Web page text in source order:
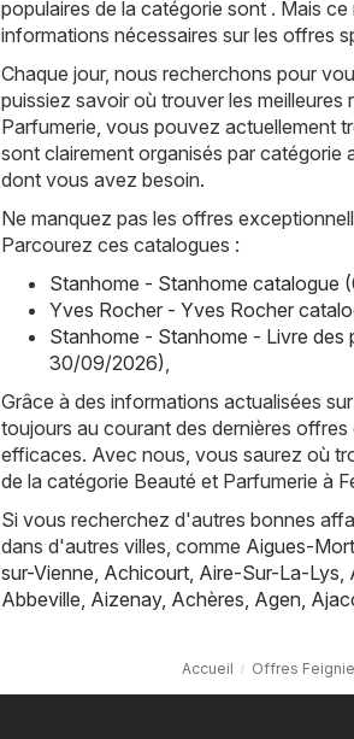
populaires de la catégorie sont . Mais
informations nécessaires sur les offres
Chaque jour, nous recherchons pour
puissiez savoir où trouver les
Parfumerie, vous pouvez actuellement
sont clairement organisés par
dont vous avez besoin.
Ne manquez pas les offres
Parcourez ces catalogues :
Stanhome - Stanhome
Yves Rocher - Yves Rocher
Stanhome - Stanhome - Livre
30/09/2026)
Grâce à des informations actualisées
toujours au courant des dernières
efficaces. Avec nous, vous saurez où
de la catégorie Beauté et Parfumerie à
Si vous recherchez d'autres bonnes
dans d'autres villes, comme Aigues-
sur-Vienne Achicourt Aire-Sur-La-Lys
Abbeville Aizenay, Achères Agen
Accueil Offres